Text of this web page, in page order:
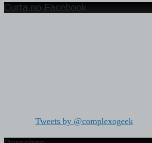
Curta no Facebook
Tweets by @complexogeek